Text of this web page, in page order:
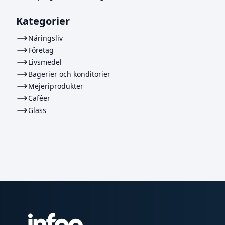
Kategorier
Näringsliv
Företag
Livsmedel
Bagerier och konditorier
Mejeriprodukter
Caféer
Glass